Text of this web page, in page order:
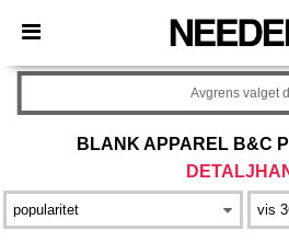
× Needen-app
Bedre priser i appen!
BLANK APPAREL B&C
Avgrens valget